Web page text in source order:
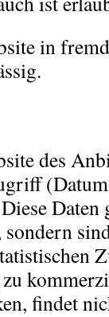
in
des
sondern
findet